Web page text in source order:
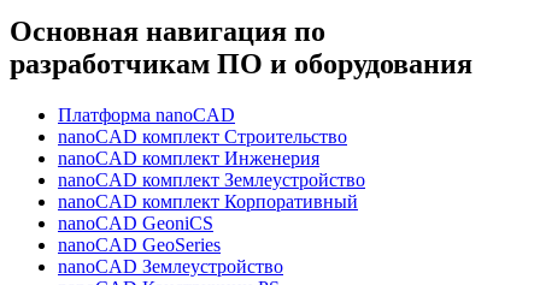
Основная навигация по
разработчикам ПО и оборудования
Платформа nanoCAD
nanoCAD комплект Строительство
nanoCAD комплект Инженерия
nanoCAD комплект Землеустройство
nanoCAD комплект Корпоративный
nanoCAD GeoniCS
nanoCAD GeoSeries
nanoCAD Землеустройство